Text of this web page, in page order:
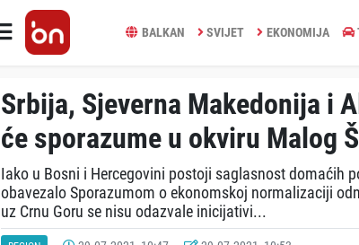
BALKAN SVIJET EKONOMIJA
Srbija, Sjeverna Makedonija i
će sporazume u okviru Malog
Iako u Bosni i Hercegovini postoji saglasnost domaćih
obavezalo Sporazumom o ekonomskoj normalizaciji
uz Crnu Goru se nisu odazvale inicijativi...